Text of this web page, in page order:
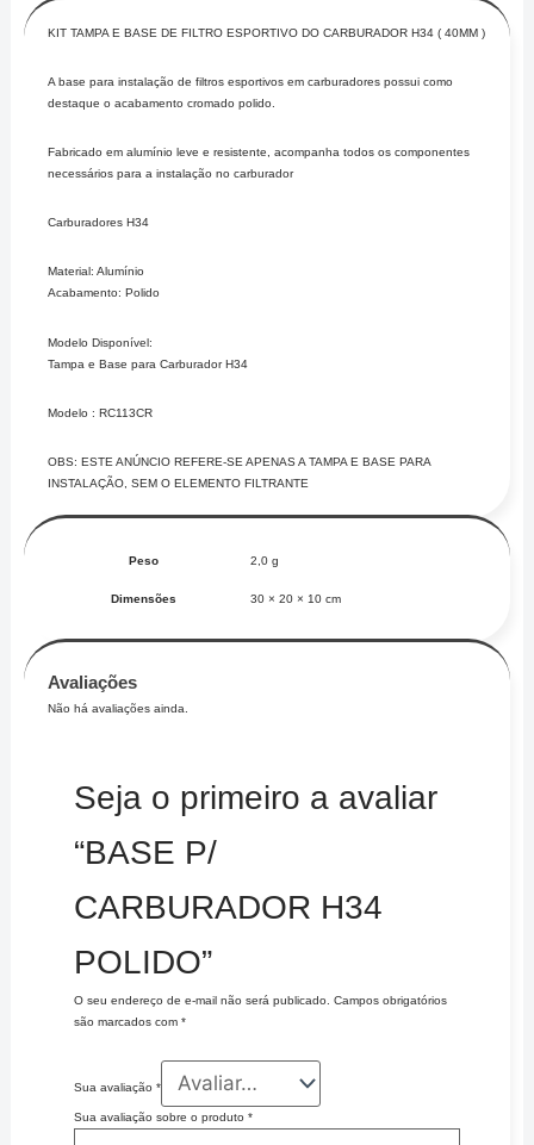
KIT TAMPA E BASE DE FILTRO ESPORTIVO DO CARBURADOR H34 ( 40MM )
A base para instalação de filtros esportivos em carburadores possui como
destaque o acabamento cromado polido.
Fabricado em alumínio leve e resistente, acompanha todos os componentes
necessários para a instalação no carburador
Carburadores H34
Material: Alumínio
Acabamento: Polido
Modelo Disponível:
Tampa e Base para Carburador H34
Modelo : RC113CR
OBS: ESTE ANÚNCIO REFERE-SE APENAS A TAMPA E BASE PARA
INSTALAÇÃO, SEM O ELEMENTO FILTRANTE
Peso 2,0 g
Dimensões 30 × 20 × 10 cm
Avaliações
Não há avaliações ainda.
Seja o primeiro a avaliar
“BASE P/
CARBURADOR H34
POLIDO”
O seu endereço de e-mail não será publicado.
Campos obrigatórios
são marcados com *
Sua avaliação *
Sua avaliação sobre o produto *